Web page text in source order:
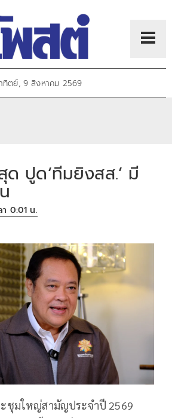
ทิตย์, 9 สิงหาคม 2569
ด ปูด‘ทีมยิงสส.’ มี
า 0:01 น.
ชุมใหญ่สามัญประจำปี 2569